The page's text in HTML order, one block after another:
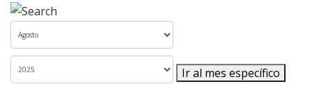
Ir al mes específico